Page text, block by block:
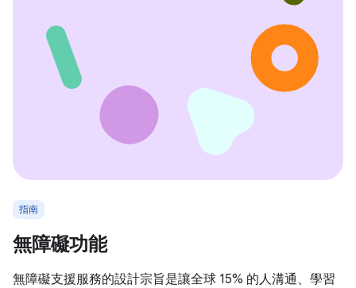
指南
無障礙功能
無障礙支援服務的設計宗旨是讓全球 15% 的人溝通、學習